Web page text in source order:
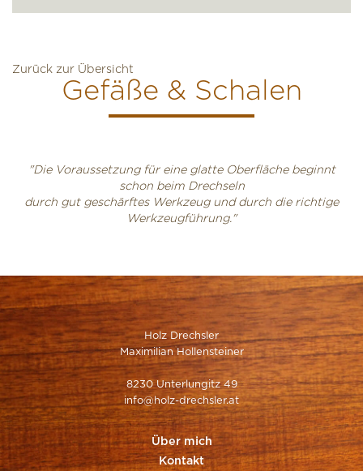
Zurück zur Übersicht
Gefäße & Schalen
"Die Voraussetzung für eine glatte Oberfläche beginnt
schon beim Drechseln
durch gut geschärftes Werkzeug und durch die richtige
Werkzeugführung."
Holz Drechsler
Maximilian Hollensteiner
8230 Unterlungitz 49
info@holz-drechsler.at
Über mich
Kontakt